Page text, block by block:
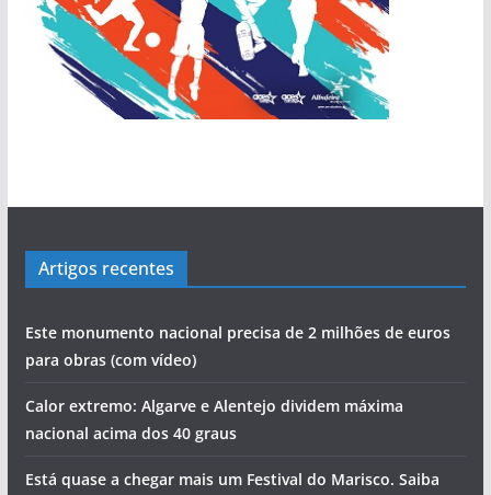
Artigos recentes
Este monumento nacional precisa de 2 milhões de euros
para obras (com vídeo)
Calor extremo: Algarve e Alentejo dividem máxima
nacional acima dos 40 graus
Está quase a chegar mais um Festival do Marisco. Saiba